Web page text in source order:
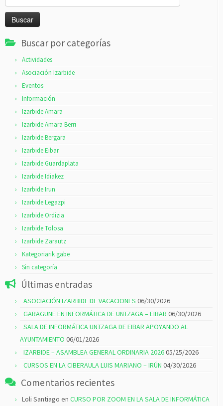
Buscar por categorías
Actividades
Asociación Izarbide
Eventos
Información
Izarbide Amara
Izarbide Amara Berri
Izarbide Bergara
Izarbide Eibar
Izarbide Guardaplata
Izarbide Idiakez
Izarbide Irun
Izarbide Legazpi
Izarbide Ordizia
Izarbide Tolosa
Izarbide Zarautz
Kategoriarik gabe
Sin categoría
Últimas entradas
ASOCIACIÓN IZARBIDE DE VACACIONES 06/30/2026
GARAGUNE EN INFORMÁTICA DE UNTZAGA – EIBAR 06/30/2026
SALA DE INFORMÁTICA UNTZAGA DE EIBAR APOYANDO AL
AYUNTAMIENTO 06/01/2026
IZARBIDE – ASAMBLEA GENERAL ORDINARIA 202605/25/2026
CURSOS EN LA CIBERAULA LUIS MARIANO – IRÚN 04/30/2026
Comentarios recientes
Loli Santiago en CURSO POR ZOOM EN LA SALA DE INFORMÁTICA